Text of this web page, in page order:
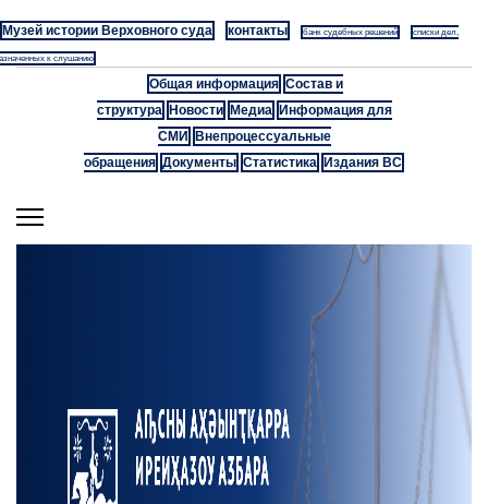
Музей истории Верховного суда контакты банк судебных решений списки дел,
к слушанию
Общая информация Состав и
структура
Новости Медиа
Информация для
СМИ
Внепроцессуальные
обращения Документы Статистика Издания ВС